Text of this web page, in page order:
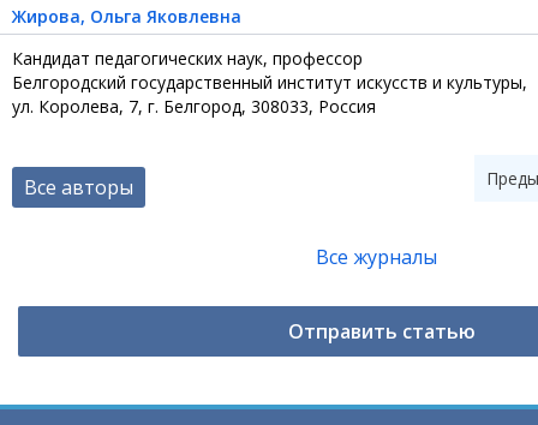
Жирова, Ольга Яковлевна
Кандидат педагогических наук, профессор
Белгородский государственный институт искусств и культуры,
ул. Королева, 7, г. Белгород, 308033, Россия
Все авторы
Все журналы
Отправить статью